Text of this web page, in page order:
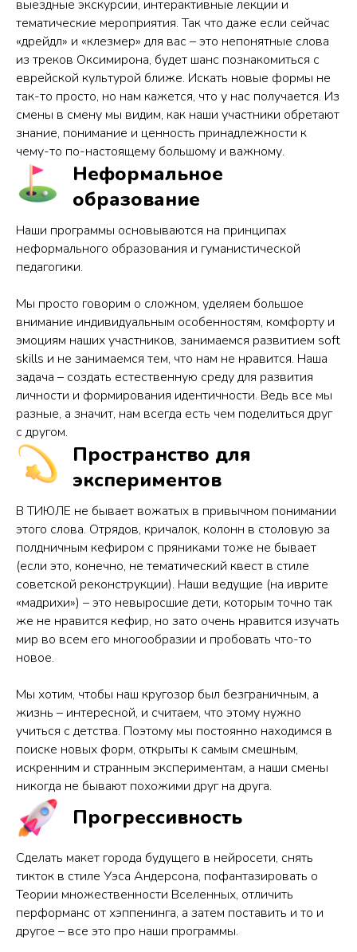
выездные экскурсии, интерактивные лекции и
тематические мероприятия. Так что даже если сейчас
«дрейдл» и «клезмер» для вас – это непонятные слова
из треков Оксимирона, будет шанс познакомиться с
еврейской культурой ближе. Искать новые формы не
так-то просто, но нам кажется, что у нас получается. Из
смены в смену мы видим, как наши участники обретают
знание, понимание и ценность принадлежности к
чему-то по-настоящему большому и важному.
Неформальное
образование
Наши программы основываются на принципах
неформального образования и гуманистической
педагогики.
Мы просто говорим о сложном, уделяем большое
внимание индивидуальным особенностям, комфорту и
эмоциям наших участников, занимаемся развитием soft
skills и не занимаемся тем, что нам не нравится. Наша
задача – создать естественную среду для развития
личности и формирования идентичности. Ведь все мы
разные, а значит, нам всегда есть чем поделиться друг
с другом.
Пространство для
экспериментов
В ТИЮЛЕ не бывает вожатых в привычном понимании
этого слова. Отрядов, кричалок, колонн в столовую за
полдничным кефиром с пряниками тоже не бывает
(если это, конечно, не тематический квест в стиле
советской реконструкции). Наши ведущие (на иврите
«мадрихи») – это невыросшие дети, которым точно так
же не нравится кефир, но зато очень нравится изучать
мир во всем его многообразии и пробовать что-то
новое.
Мы хотим, чтобы наш кругозор был безграничным, а
жизнь – интересной, и считаем, что этому нужно
учиться с детства. Поэтому мы постоянно находимся в
поиске новых форм, открыты к самым смешным,
искренним и странным экспериментам, а наши смены
никогда не бывают похожими друг на друга.
Прогрессивность
Сделать макет города будущего в нейросети, снять
тикток в стиле Уэса Андерсона, пофантазировать о
Теории множественности Вселенных, отличить
перформанс от хэппенинга, а затем поставить и то и
другое – все это про наши программы.